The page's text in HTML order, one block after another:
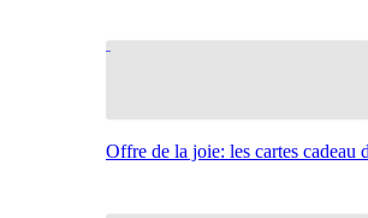
Offre de la joie: les cartes cadeau